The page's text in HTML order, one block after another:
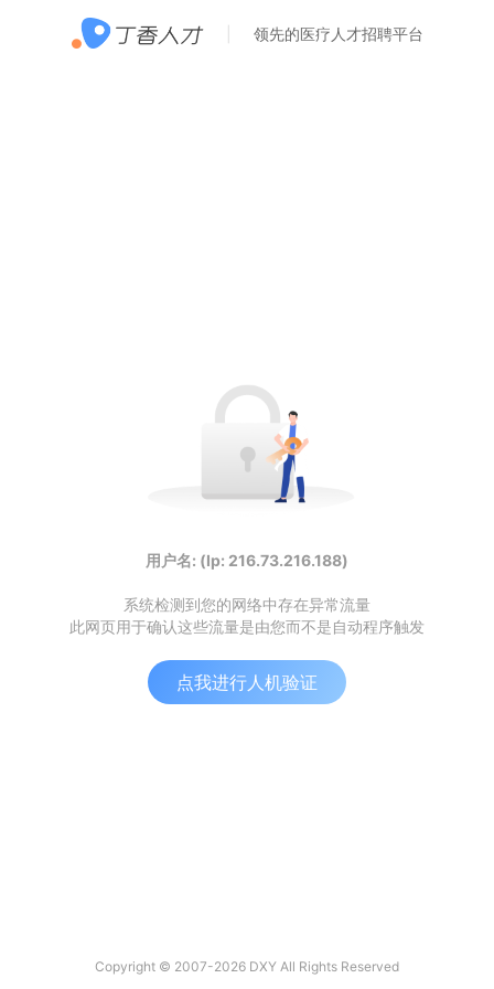
领先的医疗人才招聘平台
用户名: (Ip: 216.73.216.188)
系统检测到您的网络中存在异常流量
此网页用于确认这些流量是由您而不是自动程序触发
点我进行人机验证
Copyright © 2007-2026 DXY All Rights Reserved